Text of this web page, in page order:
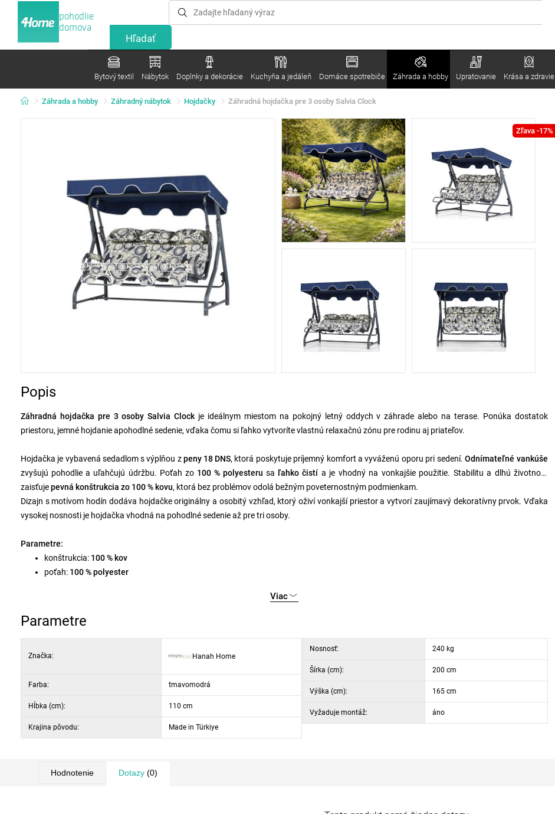
pohodlie
domova
Bytový textil Nábytok Doplnky a dekorácie Kuchyňa a jedáleň Domáce spotrebiče Záhrada a hobby Upratovanie Krása a zdravie
Záhrada a hobby Záhradný nábytok Hojdačky Záhradná hojdačka pre 3 osoby Salvia Clock
Zľava -17%
Popis
Záhradná hojdačka pre 3 osoby Salvia Clock je ideálnym miestom na pokojný letný oddych v záhrade alebo na terase. Ponúka dostatok
priestoru, jemné hojdanie apohodlné sedenie, vďaka čomu si ľahko vytvoríte vlastnú relaxačnú zónu pre rodinu aj priateľov.
Hojdačka je vybavená sedadlom s výplňou zpeny 18 DNS, ktorá poskytuje príjemný komfort a vyváženú oporu pri sedení. Odnímateľné vankúše
zvyšujú pohodlie a uľahčujú údržbu. Poťah zo 100 % polyesteru sa ľahko čistí a je vhodný na vonkajšie použitie. Stabilitu a dlhú životnosť
zaisťujepevná konštrukcia zo 100 % kovu, ktorá bez problémov odolá bežným poveternostným podmienkam.
Dizajn s motívom hodín dodáva hojdačke originálny a osobitý vzhľad, ktorý oživí vonkajší priestor a vytvorí zaujímavý dekoratívny prvok. Vďaka
vysokej nosnosti je hojdačka vhodná na pohodlné sedenie až pre tri osoby.
Parametre:
konštrukcia: 100 % kov
poťah: 100 % polyester
vankúše:
nosnosť: 240 kg
celkové rozmery:
šírka 200 cm, výška 165 cm, hĺbka 110 cm
Viac
Parametre
Značka: Hanah Home
Farba: tmavomodrá
Hĺbka (cm): 110 cm
Krajina pôvodu: Made in Türkiye
Nosnosť: 240 kg
Šírka (cm): 200 cm
Výška (cm): 165 cm
Vyžaduje montáž: áno
Hodnotenie Dotazy (0)